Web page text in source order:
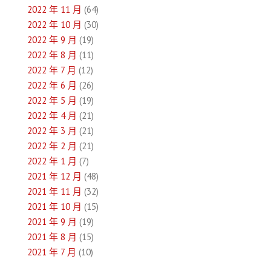
2022 年 11 月 (64)
2022 年 10 月 (30)
2022 年 9 月 (19)
2022 年 8 月 (11)
2022 年 7 月 (12)
2022 年 6 月 (26)
2022 年 5 月 (19)
2022 年 4 月 (21)
2022 年 3 月 (21)
2022 年 2 月 (21)
2022 年 1 月 (7)
2021 年 12 月 (48)
2021 年 11 月 (32)
2021 年 10 月 (15)
2021 年 9 月 (19)
2021 年 8 月 (15)
2021 年 7 月 (10)